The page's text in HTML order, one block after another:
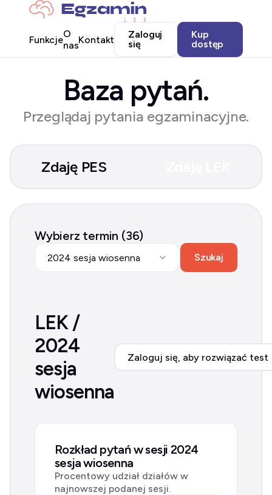
FunkcjeO
nasKontakt
Zaloguj
się
Kup
dostęp
Baza pytań.
Przeglądaj pytania egzaminacyjne.
Zdaję PES
Wybierz termin (36)
2024 sesja wiosenna Szukaj
LEK /
2024
sesja
wiosenna
Zaloguj się, aby rozwiązać test
Rozkład pytań w sesji 2024
sesja wiosenna
Procentowy udział działów w
najnowszej podanej sesji.